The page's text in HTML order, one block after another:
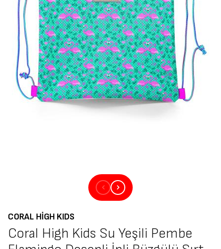
CORAL HIGH KIDS
Coral High Kids Su Yeşili Pembe